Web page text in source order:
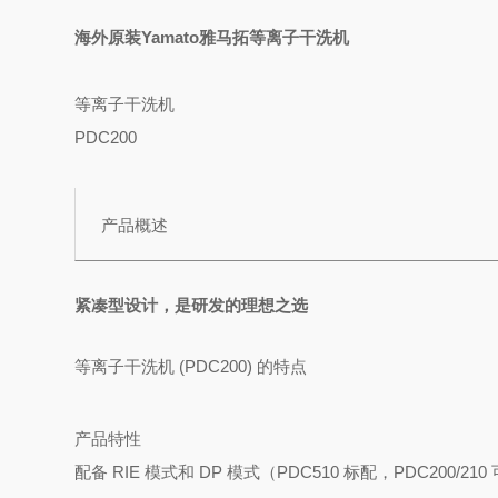
海外原装Yamato雅马拓等离子干洗机
等离子干洗机
PDC200
产品概述
紧凑型设计，是研发的理想之选
等离子干洗机 (PDC200) 的特点
产品特性
配备 RIE 模式和 DP 模式（PDC510 标配，PDC200/210